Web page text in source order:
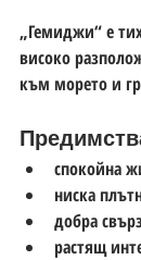
„Гемиджи“ е
високо
към морето и
спокойна
ниска
добра
растящ